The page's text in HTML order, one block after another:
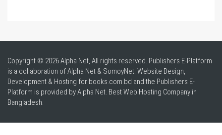
Copyright © 2026 Alpha Net, All rights reserved. Publishers E-Platform
is a collaboration of Alpha Net & SomoyNet. Website Design,
Development & Hosting for books.com.bd and the Publishers E-
Platform is provided by Alpha Net. BestWeb Hosting Company in
Bangladesh.